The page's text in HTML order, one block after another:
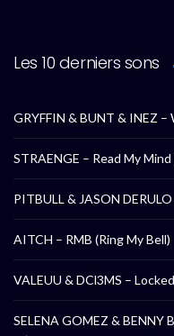
Les 10 derniers sons
GRYFFIN & BUNT & INEZ –
STRAENGE – Read My
PITBULL & JASON
AITCH – RMB (Ring My Bell)
VALEUU & DCl3MS –
SELENA GOMEZ & BENNY